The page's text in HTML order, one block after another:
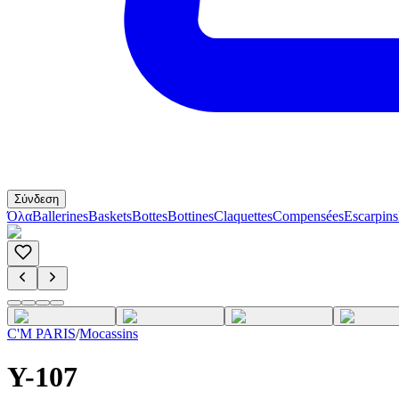
Σύνδεση
ΌλαBallerinesBasketsBottesBottinesClaquettesCompenséesEscarpins
C'M PARIS/Mocassins
Y-107